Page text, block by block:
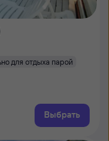
для отдыха парой
Выбрать